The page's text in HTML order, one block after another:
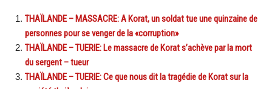
THAÏLANDE – MASSACRE: A Korat, un soldat tue une quinzaine de
personnes pour se venger de la «corruption»
THAÏLANDE – TUERIE: Le massacre de Korat s’achève par la mort
du sergent – tueur
THAÏLANDE – TUERIE: Ce que nous dit la tragédie de Korat sur la